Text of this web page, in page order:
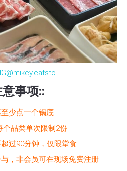
意事项::
少点一个锅底
个品类单次限制2份
过90分钟，仅限堂食
，非会员可在现场免费注册